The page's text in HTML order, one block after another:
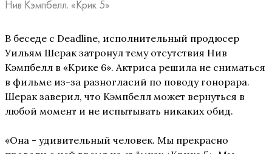
Нив Кэмпбелл. «Крик 5»
В беседе с Deadline, исполнительный продюсер
Уильям Шерак затронул тему отсутствия Нив
Кэмпбелл в «Крике 6». Актриса решила не сниматься
в фильме из-за разногласий по поводу гонорара.
Шерак заверил, что Кэмпбелл может вернуться в
любой момент и не испытывать никаких обид.
«Она - удивительный человек. Мы прекрасно